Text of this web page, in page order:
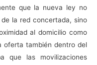
que la nueva ley no
la red concertada, sino
al domicilio como
oferta también dentro del
que las movilizaciones